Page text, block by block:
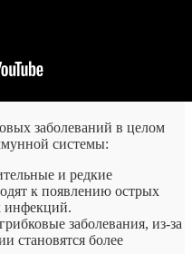
заболеваний в целом
системы:
и редкие
к появлению острых
инфекций.
заболевания, из-за
становятся более